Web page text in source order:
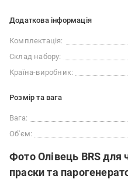
Додаткова інформація
Комплектація:
Склад набору:
Країна-виробник:
Розмір та вага
Вага:
Об'єм:
Фото Олівець BRS для
праски та